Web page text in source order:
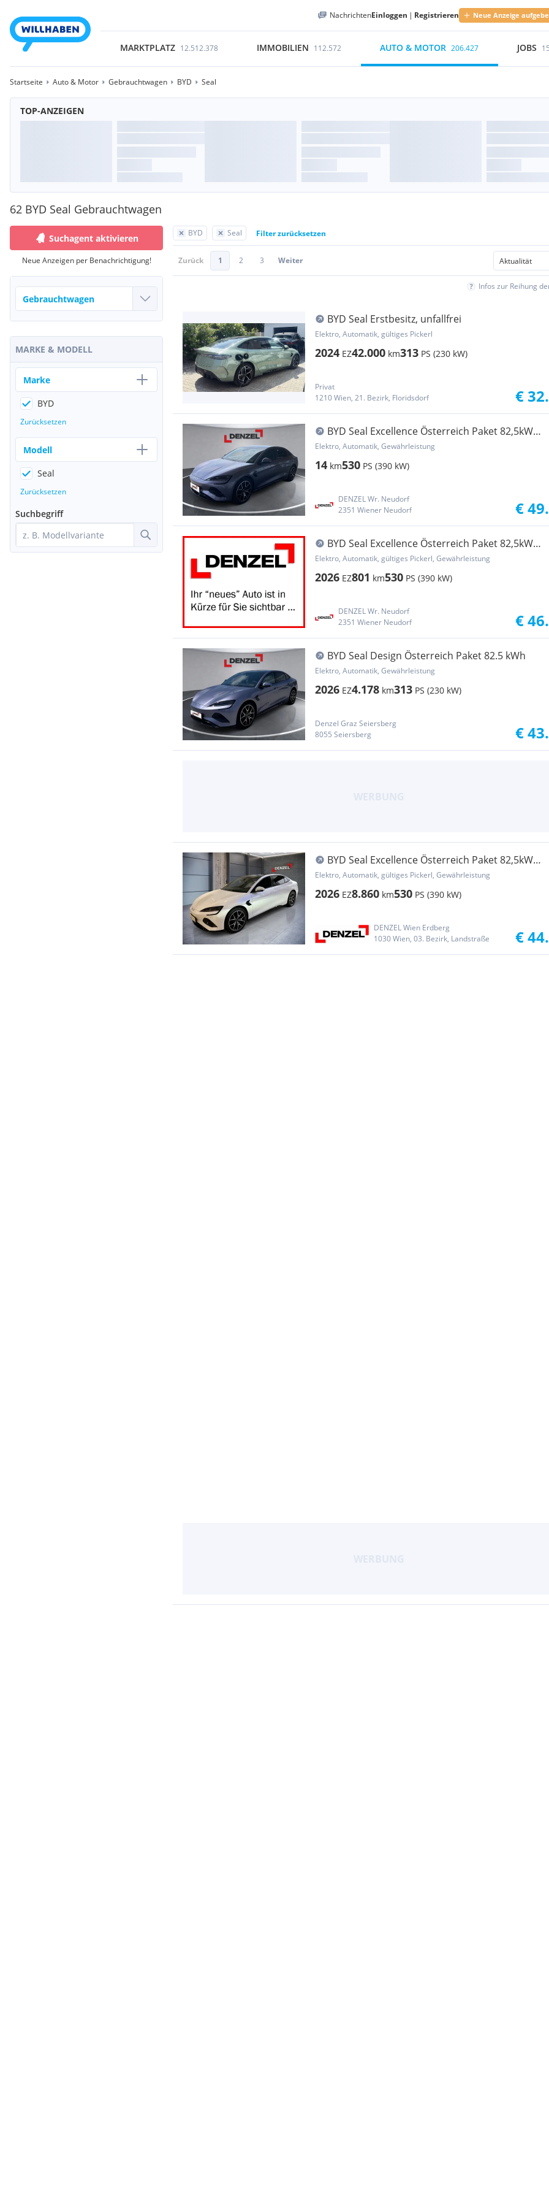
NachrichtenEinloggen | Registrieren Neue Anzeige
MARKTPLATZ 12.512.378 IMMOBILIEN 112.572 AUTO & MOTOR 206.427 JOBS
Startseite Auto & Motor Gebrauchtwagen BYD Seal
TOP-ANZEIGEN
62 BYD Seal Gebrauchtwagen
BYD Seal Filter zurücksetzen
Zurück 1 2 3 Weiter
Infos zur Reihung
BYD Seal Erstbesitz, unfallfrei
Elektro, Automatik, gültiges Pickerl
2024 EZ42.000 km313 PS (230 kW)
Privat
1210 Wien, 21. Bezirk, Floridsdorf
€
BYD Seal Excellence Österreich Paket 82,5kWh
AWD
Elektro, Automatik, Gewährleistung
14 km530 PS (390 kW)
DENZEL Wr. Neudorf
2351 Wiener Neudorf
€
BYD Seal Excellence Österreich Paket 82,5kWh
AWD
Elektro, Automatik, gültiges Pickerl, Gewährleistung
2026 EZ801 km530 PS (390 kW)
DENZEL Wr. Neudorf
2351 Wiener Neudorf
€
BYD Seal Design Österreich Paket 82.5 kWh
Elektro, Automatik, Gewährleistung
2026 EZ4.178 km313 PS (230 kW)
Denzel Graz Seiersberg
8055 Seiersberg
€
BYD Seal Excellence Österreich Paket 82,5kWh
AWD
Elektro, Automatik, gültiges Pickerl, Gewährleistung
2026 EZ8.860 km530 PS (390 kW)
DENZEL Wien Erdberg
1030 Wien, 03. Bezirk, Landstraße
€
Suchagent aktivieren
Neue Anzeigen per Benachrichtigung!
MARKE & MODELL
Marke
BYD
Zurücksetzen
Modell
Seal
Zurücksetzen
Suchbegriff